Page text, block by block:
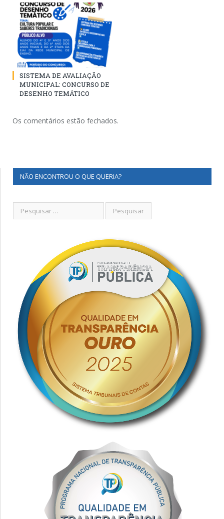
SISTEMA DE AVALIAÇÃO
MUNICIPAL: CONCURSO DE
DESENHO TEMÁTICO
Os comentários estão fechados.
NÃO ENCONTROU O QUE QUERIA?